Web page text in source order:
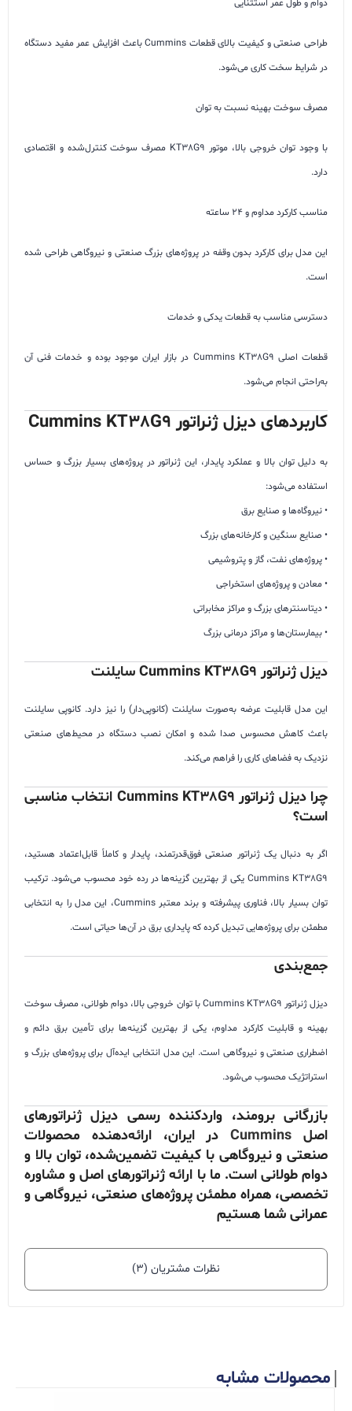
نظرات مشتریان (۳)
دوام و طول عمر استثنایی
طراحی صنعتی و کیفیت بالای قطعات Cummins باعث افزایش عمر مفید دستگاه
در شرایط سخت کاری می‌شود.
مصرف سوخت بهینه نسبت به توان
با وجود توان خروجی بالا، موتور KT38G9 مصرف سوخت کنترل‌شده و اقتصادی
دارد.
مناسب کارکرد مداوم و 24 ساعته
این مدل برای کارکرد بدون وقفه در پروژه‌های بزرگ صنعتی و نیروگاهی طراحی شده
است.
دسترسی مناسب به قطعات یدکی و خدمات
قطعات اصلی Cummins KT38G9 در بازار ایران موجود بوده و خدمات فنی آن
به‌راحتی انجام می‌شود.
کاربردهای دیزل ژنراتور Cummins KT38G9
به دلیل توان بالا و عملکرد پایدار، این ژنراتور در پروژه‌های بسیار بزرگ و حساس
استفاده می‌شود:
• نیروگاه‌ها و صنایع برق
• صنایع سنگین و کارخانه‌های بزرگ
• پروژه‌های نفت، گاز و پتروشیمی
• معادن و پروژه‌های استخراجی
• دیتاسنترهای بزرگ و مراکز مخابراتی
• بیمارستان‌ها و مراکز درمانی بزرگ
دیزل ژنراتور Cummins KT38G9 سایلنت
این مدل قابلیت عرضه به‌صورت سایلنت (کانوپی‌دار) را نیز دارد. کانوپی سایلنت
باعث کاهش محسوس صدا شده و امکان نصب دستگاه در محیط‌های صنعتی
نزدیک به فضاهای کاری را فراهم می‌کند.
چرا دیزل ژنراتور Cummins KT38G9 انتخاب مناسبی
است؟
اگر به دنبال یک ژنراتور صنعتی فوق‌قدرتمند، پایدار و کاملاً قابل‌اعتماد هستید،
Cummins KT38G9 یکی از بهترین گزینه‌ها در رده خود محسوب می‌شود. ترکیب
توان بسیار بالا، فناوری پیشرفته و برند معتبر Cummins، این مدل را به انتخابی
مطمئن برای پروژه‌هایی تبدیل کرده که پایداری برق در آن‌ها حیاتی است.
جمع‌بندی
دیزل ژنراتور Cummins KT38G9 با توان خروجی بالا، دوام طولانی، مصرف سوخت
بهینه و قابلیت کارکرد مداوم، یکی از بهترین گزینه‌ها برای تأمین برق دائم و
اضطراری صنعتی و نیروگاهی است. این مدل انتخابی ایده‌آل برای پروژه‌های بزرگ و
استراتژیک محسوب می‌شود.
بازرگانی برومند، واردکننده رسمی دیزل ژنراتورهای
اصل Cumminsدر ایران، ارائه‌دهنده محصولات
صنعتی و نیروگاهی با کیفیت تضمین‌شده، توان بالا و
دوام طولانی است. ما با ارائه ژنراتورهای اصل و مشاوره
تخصصی، همراه مطمئن پروژه‌های صنعتی، نیروگاهی و
عمرانی شما هستیم
محصولات مشابه